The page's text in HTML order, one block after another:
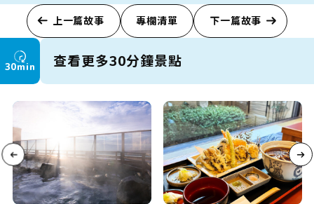
上一篇故事 專欄清單 下一篇故事
30min 查看更多30分鐘景點